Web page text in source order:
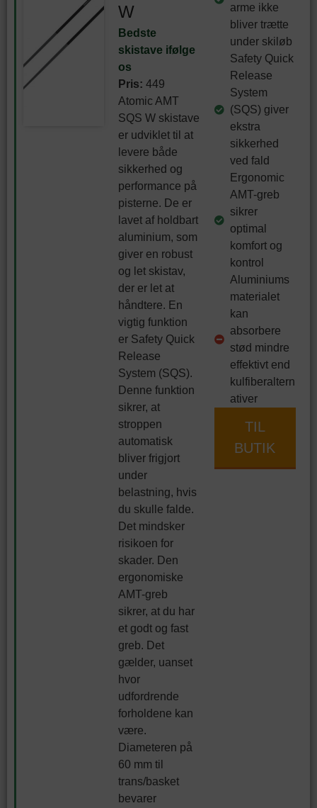
W
Bedste
skistave ifølge
os
Pris: 449
Atomic AMT
SQS W skistave
er udviklet til at
levere både
sikkerhed og
performance på
pisterne. De er
lavet af holdbart
aluminium, som
giver en robust
og let skistav,
der er let at
håndtere. En
vigtig funktion
er Safety Quick
Release
System (SQS).
Denne funktion
sikrer, at
stroppen
automatisk
bliver frigjort
under
belastning, hvis
du skulle falde.
Det mindsker
risikoen for
skader. Den
ergonomiske
AMT-greb
sikrer, at du har
et godt og fast
greb. Det
gælder, uanset
hvor
udfordrende
forholdene kan
være.
Diameteren på
60 mm til
trans/basket
bevarer
arme ikke
bliver trætte
under skiløb
Safety Quick
Release
System
(SQS) giver
ekstra
sikkerhed
ved fald
Ergonomic
AMT-greb
sikrer
optimal
komfort og
kontrol
Aluminiums
materialet
kan
absorbere
stød mindre
effektivt end
kulfiberaltern
ativer
TIL
BUTIK